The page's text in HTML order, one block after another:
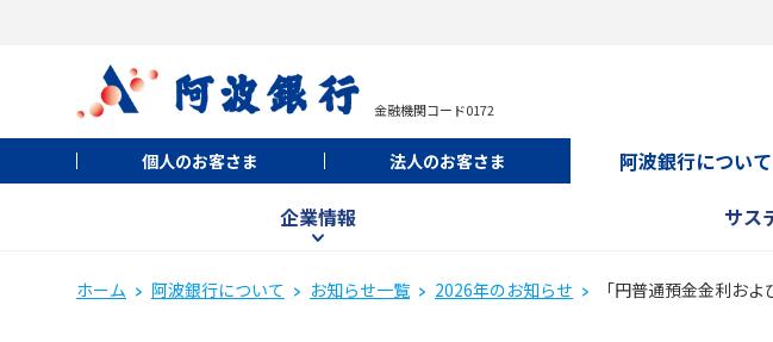
金融機関コード0172
個人のお客さま 法人のお客さま 阿波銀行について
企業情報 サス
ホーム 阿波銀行について お知らせ一覧 2026年のお知らせ 「円普通預金金利お